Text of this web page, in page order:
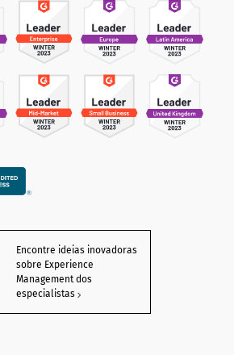
Encontre ideias inovadoras
sobre Experience
Management dos
especialistas